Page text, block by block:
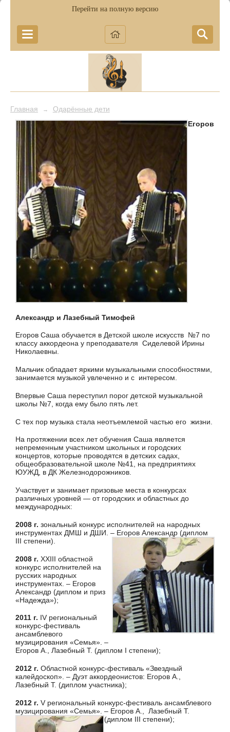
Перейти на полную версию
Главная →
Одарённые дети
Егоров
Александр и Лазебный Тимофей
Егоров Саша обучается в Детской школе искусств №7 по
классу аккордеона у преподавателя Сиделевой Ирины
Николаевны.
Мальчик обладает яркими музыкальными способностями,
занимается музыкой увлеченно и с интересом.
Впервые Саша переступил порог детской музыкальной
школы №7, когда ему было пять лет.
С тех пор музыка стала неотъемлемой частью его жизни.
На протяжении всех лет обучения Саша является
непременным участником школьных и городских
концертов, которые проводятся в детских садах,
общеобразовательной школе №41, на предприятиях
ЮУЖД, в ДК Железнодорожников.
Участвует и занимает призовые места в конкурсах
различных уровней — от городских и областных до
международных:
2008 г. зональный конкурс исполнителей на народных
инструментах ДМШ и ДШИ. – Егоров Александр (диплом
III степени).
2008 г. XXIII областной
конкурс исполнителей на
русских народных
инструментах. – Егоров
Александр (диплом и приз
«Надежда»);
2011 г. IV региональный
конкурс-фестиваль
ансамблевого
музицирования «Семья». –
Егоров А., Лазебный Т. (диплом I степени);
2012 г. Областной конкурс-фестиваль «Звездный
калейдоскоп». – Дуэт аккордеонистов: Егоров А.,
Лазебный Т. (диплом участника);
2012 г. V региональный конкурс-фестиваль ансамблевого
музицирования «Семья». – Егоров А., Лазебный Т.
(диплом III степени);